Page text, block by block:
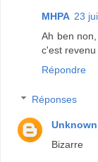
MHPA 23
Ah ben
c'est
Répondre
Réponses
Unknown
Bizarre